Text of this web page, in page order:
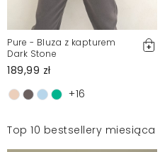
Pure - Bluza z kapturem
Dark Stone
189,99 zł
+16
Top 10 bestsellery miesiąca